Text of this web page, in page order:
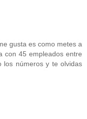
gusta es como metes a
con 45 empleados entre
los números y te olvidas